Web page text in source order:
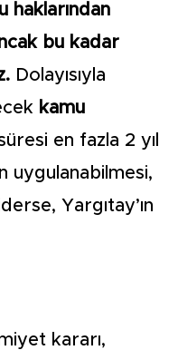
haklarından
bu kadar
Dolayısıyla
kamu
en fazla 2 yıl
uygulanabilmesi,
Yargıtay’ın
kararı,